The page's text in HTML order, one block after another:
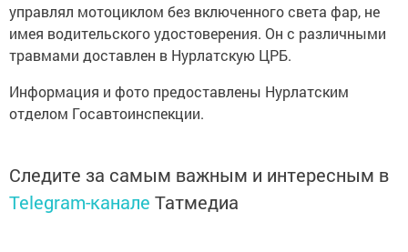
управлял мотоциклом без включенного света фар, не
имея водительского удостоверения. Он с различными
травмами доставлен в Нурлатскую ЦРБ.
Информация и фото предоставлены Нурлатским
отделом Госавтоинспекции.
Следите за самым важным и интересным в
Telegram-канале Татмедиа